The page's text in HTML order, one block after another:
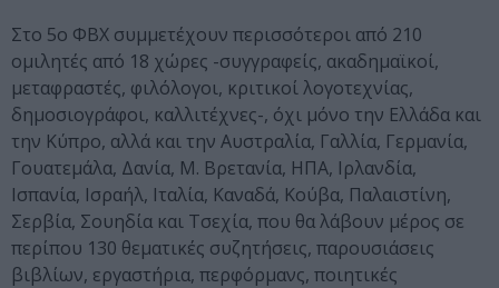
Στο 5ο ΦΒΧ συμμετέχουν περισσότεροι από 210
ομιλητές από 18 χώρες -συγγραφείς, ακαδημαϊκοί,
μεταφραστές, φιλόλογοι, κριτικοί λογοτεχνίας,
δημοσιογράφοι, καλλιτέχνες-, όχι μόνο την Ελλάδα και
την Κύπρο, αλλά και την Αυστραλία, Γαλλία, Γερμανία,
Γουατεμάλα, Δανία, Μ. Βρετανία, ΗΠΑ, Ιρλανδία,
Ισπανία, Ισραήλ, Ιταλία, Καναδά, Κούβα, Παλαιστίνη,
Σερβία, Σουηδία και Τσεχία, που θα λάβουν μέρος σε
περίπου 130 θεματικές συζητήσεις, παρουσιάσεις
βιβλίων, εργαστήρια, περφόρμανς, ποιητικές